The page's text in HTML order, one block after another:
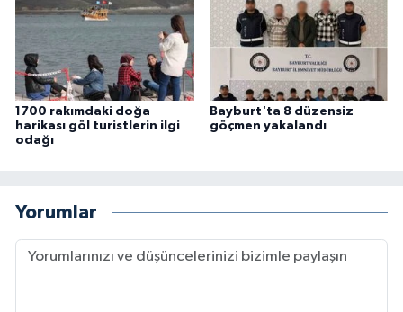
1700 rakımdaki doğa
harikası göl turistlerin ilgi
odağı
Bayburt'ta 8 düzensiz
göçmen yakalandı
Yorumlar